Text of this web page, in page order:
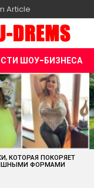
Article
ШОУ-БИЗНЕСА
КОТОРАЯ ПОКОРЯЕТ
ФОРМАМИ